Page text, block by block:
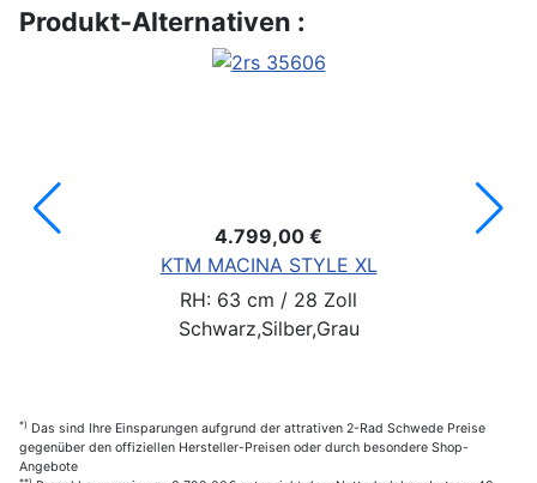
Produkt-Alternativen :
4.799,00 €
KTM MACINA STYLE XL
RH: 63 cm / 28 Zoll
Schwarz,Silber,Grau
*) Das sind Ihre Einsparungen aufgrund der attrativen 2-Rad Schwede Preise
gegenüber den offiziellen Hersteller-Preisen oder durch besondere Shop-
Angebote